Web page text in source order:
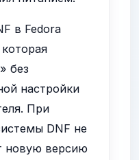
в Fedora
без
настройки
При
DNF не
новую версию